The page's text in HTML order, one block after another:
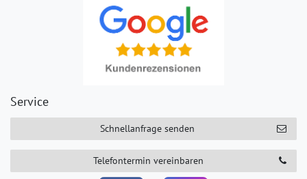
Service
Schnellanfrage senden
Telefontermin vereinbaren